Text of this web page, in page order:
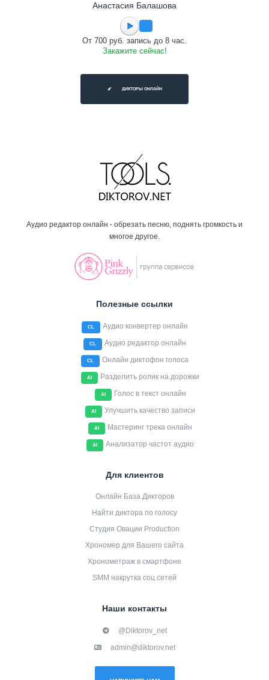
Анастасия Балашова
От 700 руб. запись до 8 час.
Закажите сейчас!
ДИКТОРЫ ОНЛАЙН
Аудио редактор онлайн - обрезать песню, поднять громкость и
многое другое.
Полезные ссылки
CL Аудио конвертер онлайн
CL Аудио редактор онлайн
CL Онлайн диктофон голоса
AI Разделить ролик на дорожки
AI Голос в текст онлайн
AI Улучшить качество записи
AI Мастеринг трека онлайн
AI Анализатор частот аудио
Для клиентов
Онлайн База Дикторов
Найти диктора по голосу
Студия Овации Production
Хрономер для Вашего сайта
Хронометраж в смартфоне
SMM накрутка соц сетей
Наши контакты
@Diktorov_net
admin@diktorov.net